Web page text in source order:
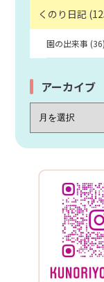
くのり日記
園の出来事 (36)
アーカイブ